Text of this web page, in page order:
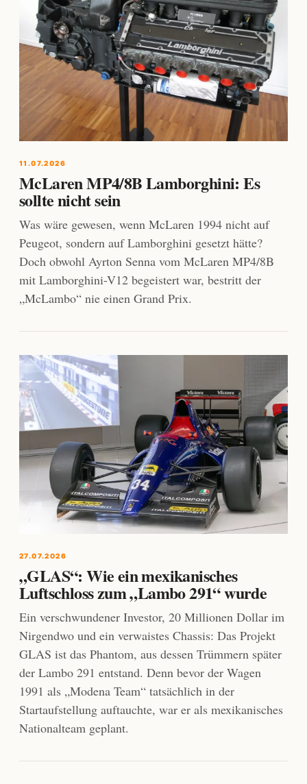
11.07.2026
McLaren MP4/8B Lamborghini: Es
sollte nicht sein
Was wäre gewesen, wenn McLaren 1994 nicht auf
Peugeot, sondern auf Lamborghini gesetzt hätte?
Doch obwohl Ayrton Senna vom McLaren MP4/8B
mit Lamborghini-V12 begeistert war, bestritt der
„McLambo“ nie einen Grand Prix.
27.07.2026
„GLAS“: Wie ein mexikanisches
Luftschloss zum „Lambo 291“ wurde
Ein verschwundener Investor, 20 Millionen Dollar im
Nirgendwo und ein verwaistes Chassis: Das Projekt
GLAS ist das Phantom, aus dessen Trümmern später
der Lambo 291 entstand. Denn bevor der Wagen
1991 als „Modena Team“ tatsächlich in der
Startaufstellung auftauchte, war er als mexikanisches
Nationalteam geplant.